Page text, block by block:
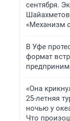
сентября.
«Механизм
В Уфе
формат
«Она
25-летняя
ночью у
Что